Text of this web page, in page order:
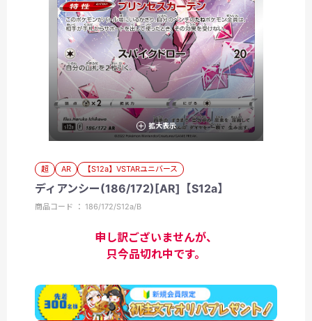
拡大表示
超 AR 【S12a】VSTARユニバース
ディアンシー(186/172)[AR]【S12a】
商品コード ： 186/172/S12a/B
申し訳ございませんが、
只今品切れ中です。